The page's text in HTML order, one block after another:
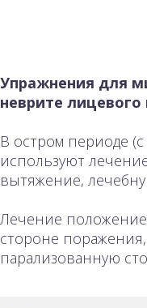
Упражнения для
неврите лицевого
В остром периоде
используют
вытяжение,
Лечение
стороне
парализованную